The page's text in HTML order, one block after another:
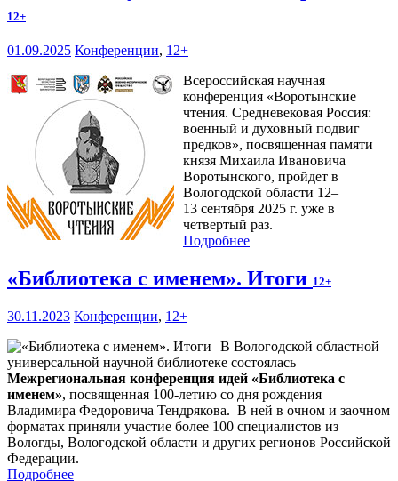
12+
01.09.2025 Конференции, 12+
Всероссийская научная
конференция «Воротынские
чтения. Средневековая Россия:
военный и духовный подвиг
предков», посвященная памяти
князя Михаила Ивановича
Воротынского, пройдет в
Вологодской области 12–
13 сентября 2025 г. уже в
четвертый раз.
Подробнее
«Библиотека с именем». Итоги 12+
30.11.2023 Конференции, 12+
В Вологодской областной
универсальной научной библиотеке состоялась
Межрегиональная конференция идей «Библиотека с
именем», посвященная 100-летию со дня рождения
Владимира Федоровича Тендрякова. В ней в очном и заочном
форматах приняли участие более 100 специалистов из
Вологды, Вологодской области и других регионов Российской
Федерации.
Подробнее